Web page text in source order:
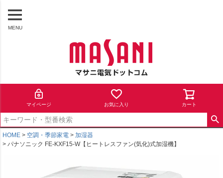
MENU
マイページ お気に入り カート
HOME 空調・季節家電
加湿器
パナソニック FE-KXF15-W【ヒートレスファン(気化)式加湿機】